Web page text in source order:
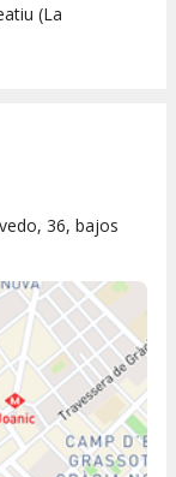
(La
36, bajos